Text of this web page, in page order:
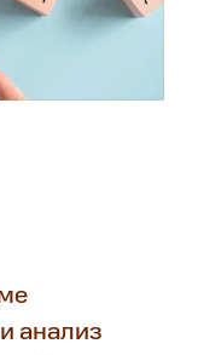
анализ